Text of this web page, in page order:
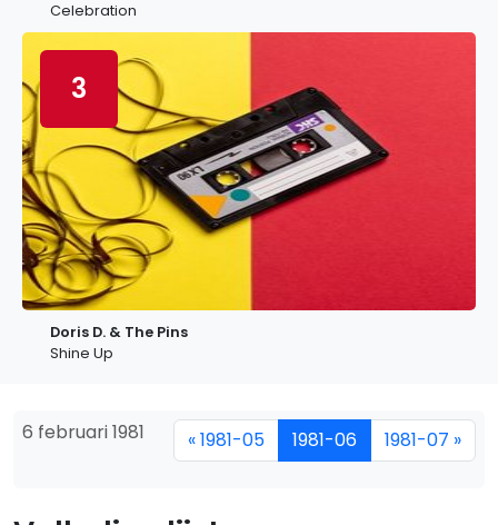
Celebration
3
Doris D. & The Pins
Shine Up
6 februari 1981 « 1981-05 1981-06 1981-07 »